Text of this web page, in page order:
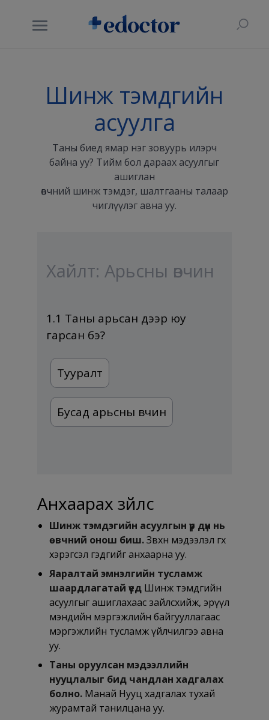
Шинж тэмдгийн
асуулга
Таны биед ямар нэг зовуурь илэрч
байна уу? Тийм бол дараах асуулгыг
ашиглан
өвчний шинж тэмдэг, шалтгааны талаар
чиглүүлэг авна уу.
Хайлт: Арьсны өвчин
1.1 Таны арьсан дээр юу
гарсан бэ?
Тууралт
Бусад арьсны өвчин
Анхаарах зүйлс
Шинж тэмдэгийн асуулгын үр дүн нь
өвчний онош биш.Зөвхөн мэдээлэл өгөх
хэрэгсэл гэдгийг анхаарна уу.
Яаралтай эмнэлгийн тусламж
шаардлагатай үед Шинж тэмдгийн
асуулгыг ашиглахаас зайлсхийж, эрүүл
мэндийн мэргэжлийн байгууллагаас
мэргэжлийн тусламж үйлчилгээ авна
уу.
Таны оруулсан мэдээллийн
нууцлалыг бид чандлан хадгалах
болно. Манай Нууц хадгалах тухай
журамтай танилцана уу.